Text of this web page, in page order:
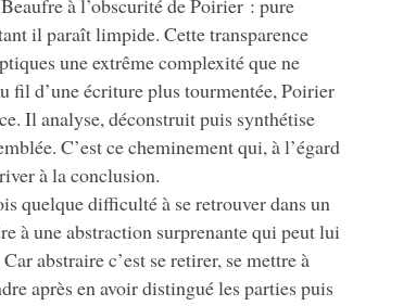
il paraît limpide. Cette transparence
une extrême complexité que ne
fil d’une écriture plus tourmentée, Poirier
Il analyse, déconstruit puis synthétise
C’est ce cheminement qui, à l’égard
à la conclusion.
quelque difficulté à se retrouver dans un
à une abstraction surprenante qui peut lui
Carabstraire c’est se retirer, se mettre à
après en avoir distingué les parties puis